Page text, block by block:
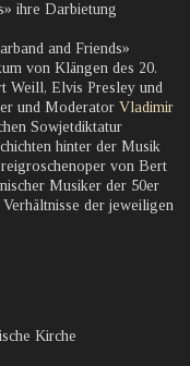
ihre Darbietung
and Friends»
von Klängen des 20.
Weill, Elvis Presley und
und Moderator Vladimir
Sowjetdiktatur
hinter der Musik
von Bert
Musiker der 50er
der jeweiligen
Kirche